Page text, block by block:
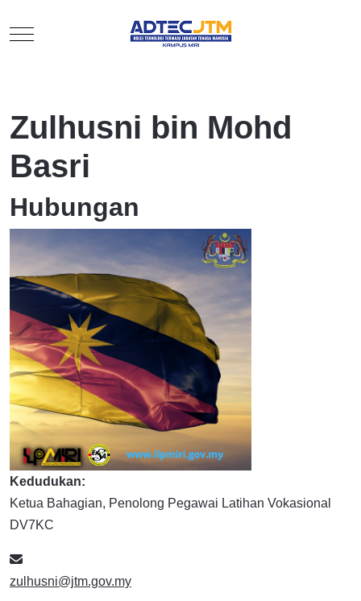
Mobile Menu Toggle
Zulhusni bin Mohd
Basri
Hubungan
Kedudukan:
Ketua Bahagian, Penolong Pegawai Latihan Vokasional
DV7KC
E-mel
zulhusni@jtm.gov.my